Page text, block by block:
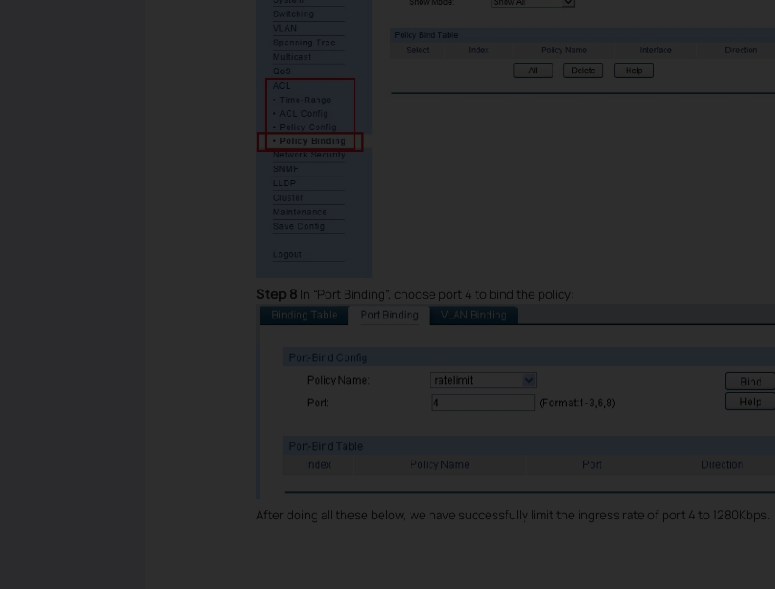
Step 8 In “Port Binding”, choose port 4 to bind the policy:
After doing all these below, we have successfully limit the ingress rate of port 4 to 1280Kbps.